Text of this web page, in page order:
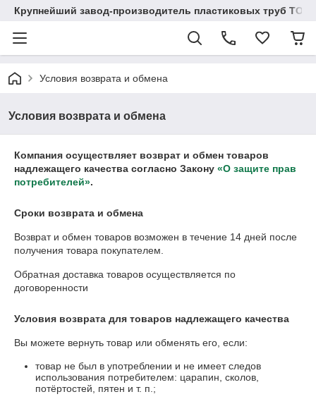
Крупнейший завод-производитель пластиковых труб ТОО
Условия возврата и обмена
Условия возврата и обмена
Компания осуществляет возврат и обмен товаров
надлежащего качества согласно Закону «О защите прав
потребителей».
Сроки возврата и обмена
Возврат и обмен товаров возможен в течение 14 дней после
получения товара покупателем.
Обратная доставка товаров осуществляется по
договоренности
Условия возврата для товаров надлежащего качества
Вы можете вернуть товар или обменять его, если:
товар не был в употреблении и не имеет следов
использования потребителем: царапин, сколов,
потёртостей, пятен и т. п.;